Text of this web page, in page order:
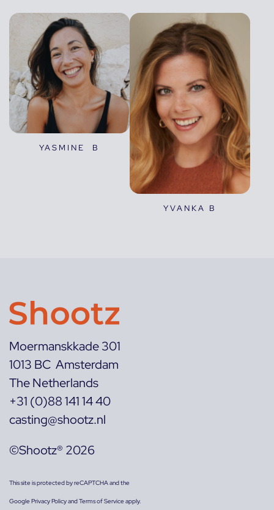
YASMINE B
YVANKA B
Moermanskkade 301
1013 BC Amsterdam
The Netherlands
+31 (0)88 141 14 40
casting@shootz.nl
©Shootz® 2026
This site is protected by reCAPTCHA and the
GooglePrivacy PolicyandTerms of Serviceapply.